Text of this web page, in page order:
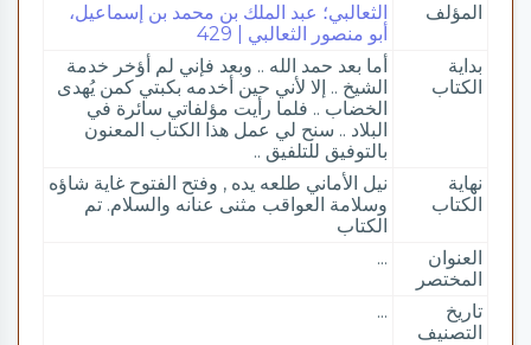
المؤلف
الثعالبي؛ عبد الملك بن محمد بن إسماعيل،
أبو منصور الثعالبي | 429
بداية
الكتاب
أما بعد حمد الله .. وبعد فإني لم أؤخر خدمة
الشيخ .. إلا لأني حين أخدمه بكبتي كمن يُهدى
الخضاب .. فلما رأيت مؤلفاتي سائرة في
البلاد .. سنح لي عمل هذا الكتاب المعنون
بالتوفيق للتلفيق ..
نهاية
الكتاب
نيل الأماني طلعه يده , وفتح الفتوح غاية شاؤه
وسلامة العواقب مثنى عنانه والسلام. تم
الكتاب
العنوان
المختصر
...
تاريخ
التصنيف
...